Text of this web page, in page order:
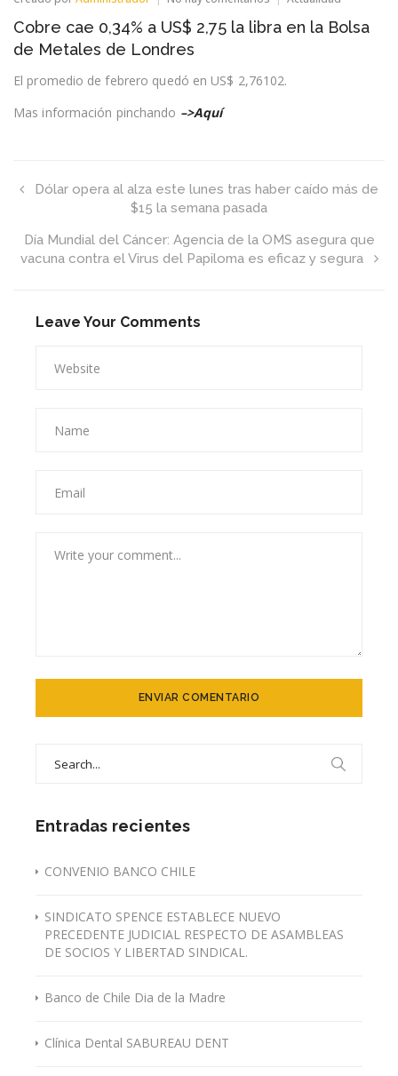
cae
US$
2,75
Metales
Cobre cae 0,34% a US$ 2,75 la libra en la Bolsa
de Metales de Londres
El promedio de febrero quedó en US$ 2,76102.
Mas información pinchando –>Aquí
Dólar opera al alza este lunes tras haber caído más de
$15 la semana pasada
Día Mundial del Cáncer: Agencia de la OMS asegura que
vacuna contra el Virus del Papiloma es eficaz y segura
Leave Your Comments
Entradas recientes
CONVENIO BANCO CHILE
SINDICATO SPENCE ESTABLECE NUEVO
PRECEDENTE JUDICIAL RESPECTO DE ASAMBLEAS
DE SOCIOS Y LIBERTAD SINDICAL.
Banco de Chile Dia de la Madre
Clínica Dental SABUREAU DENT